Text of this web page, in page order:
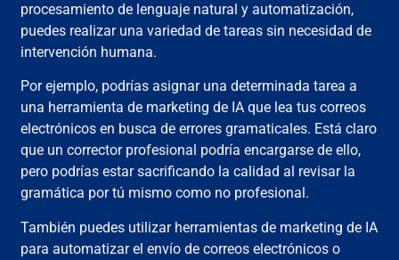
procesamiento de lenguaje natural y automatización,
puedes realizar una variedad de tareas sin necesidad de
intervención humana.
Por ejemplo, podrías asignar una determinada tarea a
una herramienta de marketing de IA que lea tus correos
electrónicos en busca de errores gramaticales. Está claro
que un corrector profesional podría encargarse de ello,
pero podrías estar sacrificando la calidad al revisar la
gramática por tú mismo como no profesional.
También puedes utilizar herramientas de marketing de IA
para automatizar el envío de correos electrónicos o